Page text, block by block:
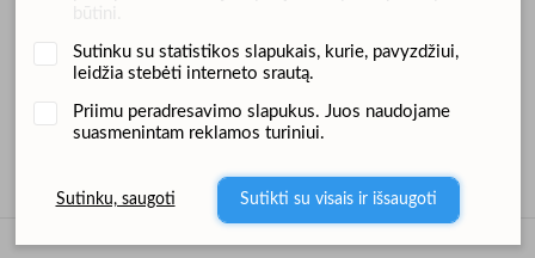
Sudėtis ir priedai
Papildoma informacija
Sutinku su statistikos slapukais, kurie, pavyzdžiui,
leidžia stebėti interneto srautą.
Priimu peradresavimo slapukus. Juos naudojame
suasmenintam reklamos turiniui.
Sutinku, saugoti Sutikti su visais ir išsaugoti